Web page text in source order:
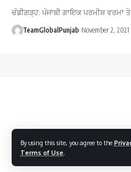
By using this site, you agree to the
Terms of Use
ਚੰਡੀਗੜ੍ਹ: ਪੰਜਾਬੀ ਗਾਇਕ ਪਰਮੀਸ਼ ਵਰਮਾ
TeamGlobalPunjab November 2, 2021